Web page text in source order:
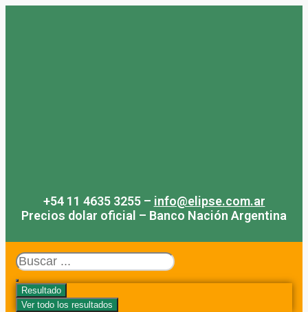
+54 11 4635 3255 – info@elipse.com.ar
Precios dolar oficial – Banco Nación Argentina
Search
...
Resultado
Ver todo los resultados